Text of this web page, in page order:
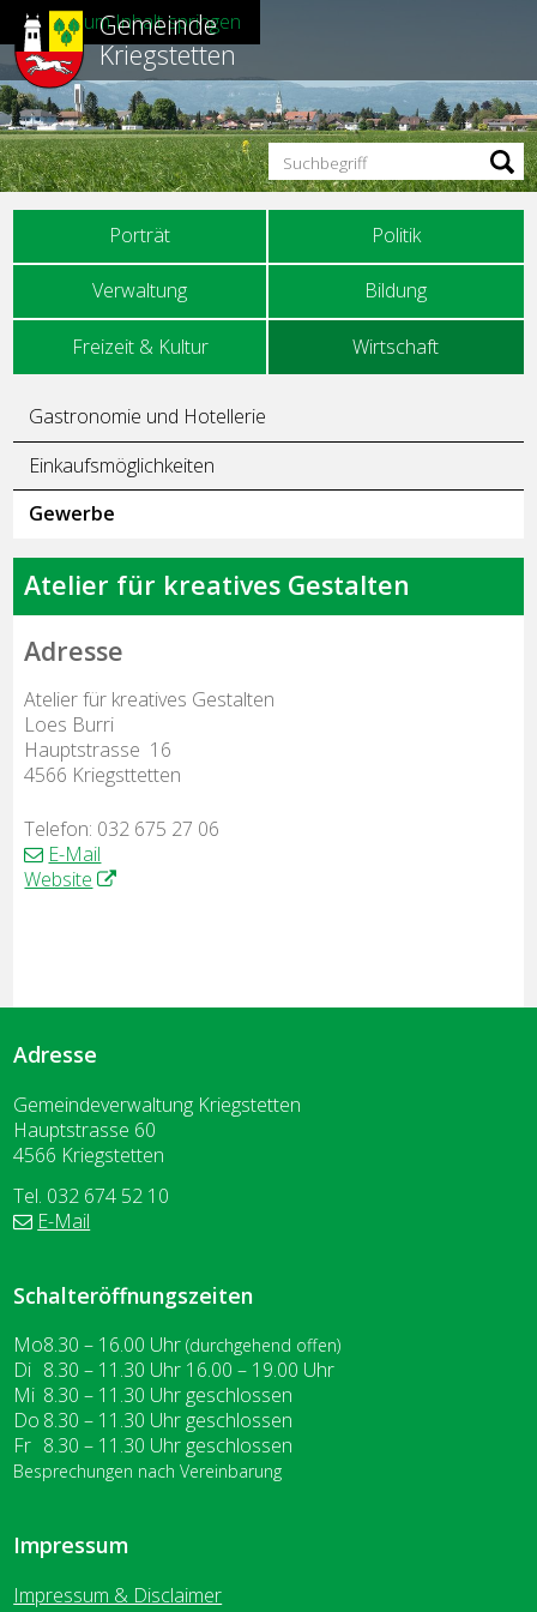
Direkt zum Inhalt springen
Hauptnavigation
Porträt Politik
Verwaltung Bildung
Freizeit & Kultur Wirtschaft
Gemeinde
Kriegstetten
Suchbegriff
Unternavigation
Gastronomie und Hotellerie
Einkaufsmöglichkeiten
Gewerbe
Atelier für kreatives Gestalten
Adresse
Atelier für kreatives Gestalten
Loes Burri
Hauptstrasse 16
4566 Kriegsttetten
Telefon: 032 675 27 06
E-Mail
Website
Adresse
Gemeindeverwaltung Kriegstetten
Hauptstrasse 60
4566 Kriegstetten
Tel. 032 674 52 10
E-Mail
Schalteröffnungszeiten
Wochentag VormittagNachmittag
Montag
8.30 – 16.00 Uhr (durchgehend offen)
Dienstag
8.30 – 11.30 Uhr 16.00 – 19.00 Uhr
Mittwoch
8.30 – 11.30 Uhr geschlossen
Do nnerstag
8.30 – 11.30 Uhr geschlossen
Freitag
8.30 – 11.30 Uhr geschlossen
Besprechungen nach Vereinbarung
Impressum
Impressum & Disclaimer